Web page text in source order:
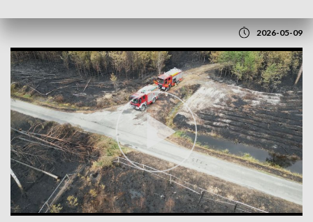
2026-05-09